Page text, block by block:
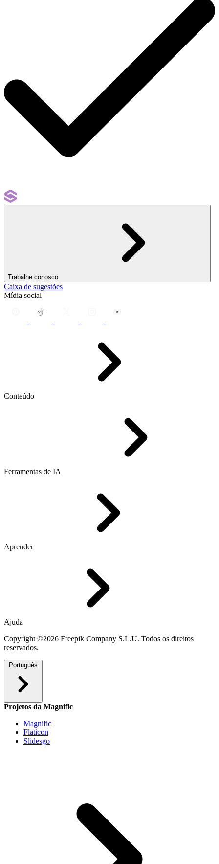
Trabalhe conosco
Caixa de sugestões
Mídia social
Conteúdo
Ferramentas de IA
Aprender
Ajuda
Copyright ©2026 Freepik Company S.L.U. Todos os direitos
reservados.
Português
Projetos da Magnific
Magnific
Flaticon
Slidesgo